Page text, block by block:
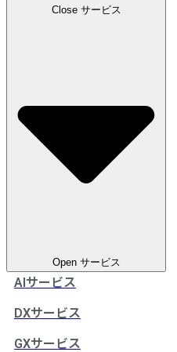
Close サービス
Open サービス
AIサービス
DXサービス
GXサービス